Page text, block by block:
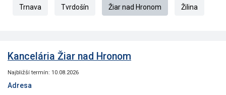
Trnava Tvrdošín Žiar nad Hronom Žilina
Kancelária Žiar nad Hronom
Najbližší termín: 10.08.2026
Adresa